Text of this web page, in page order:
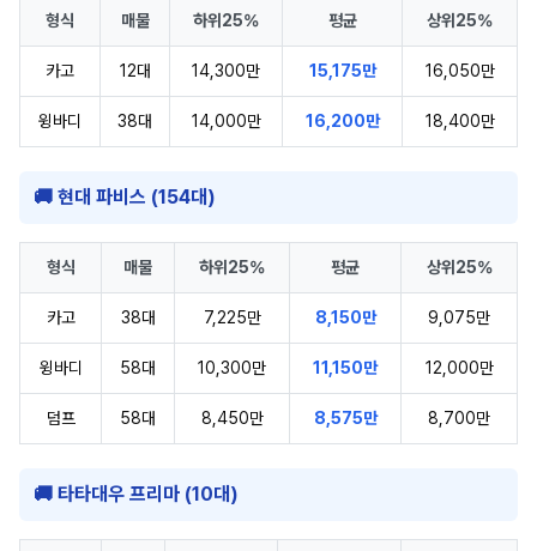
형식 매물 하위25% 평균 상위25%
카고 12대 14,300만 15,175만 16,050만
윙바디 38대 14,000만 16,200만 18,400만
🚚 현대 파비스 (154대)
형식 매물 하위25% 평균 상위25%
카고 38대 7,225만 8,150만 9,075만
윙바디 58대 10,300만 11,150만 12,000만
덤프 58대 8,450만 8,575만 8,700만
🚚 타타대우 프리마 (10대)